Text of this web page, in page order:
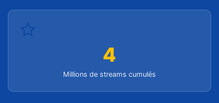
4
Millions de streams cumulés